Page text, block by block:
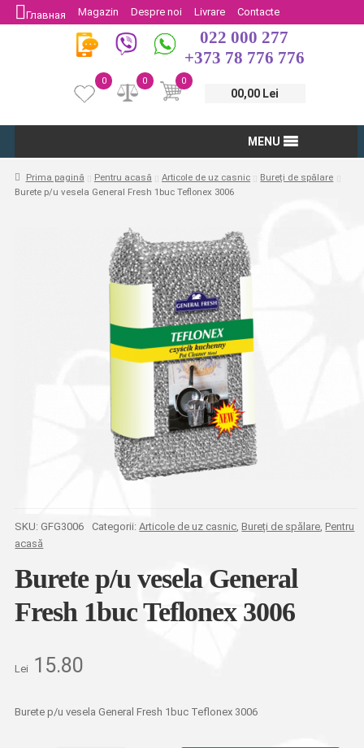
Главная Magazin Despre noi Livrare
Contacte
Protectia Consumatorului
Întoarcere
022 000 277
+373 78 776 776
0
00,00 Lei
0
0
MENU
Prima pagină Pentru acasă Articole de uz casnic
Bureți de spălare
Burete p/u vesela General Fresh 1buc Teflonex 3006
SKU: GFG3006 Categorii:Articole de uz casnic, Bureți de spălare, Pentru
acasă
Burete p/u vesela General
Fresh 1buc Teflonex 3006
Lei 15.80
Burete p/u vesela General Fresh 1buc Teflonex 3006